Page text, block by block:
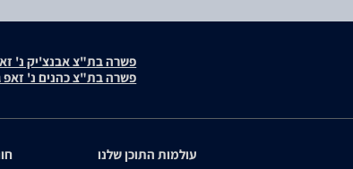
פשרה בת"צ אבנצ'יק נ' זאפ גרופ
פשרה בת"צ כהנים נ' זאפ גרופ
עולמות התוכן שלנו